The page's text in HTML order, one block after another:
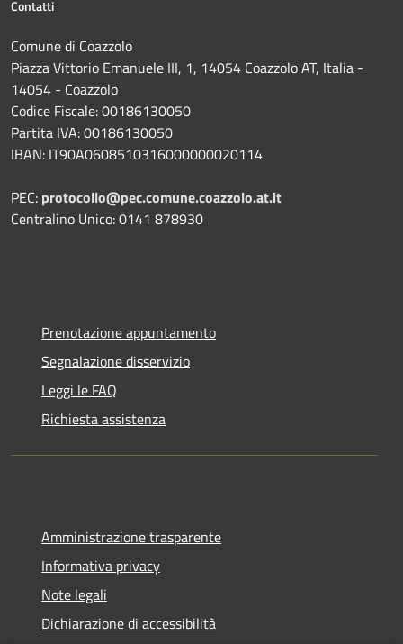
Contatti
Comune di Coazzolo
Piazza Vittorio Emanuele III, 1, 14054 Coazzolo AT, Italia -
14054 - Coazzolo
Codice Fiscale: 00186130050
Partita IVA: 00186130050
IBAN: IT90A0608510316000000020114
PEC: protocollo@pec.comune.coazzolo.at.it
Centralino Unico: 0141 878930
Prenotazione appuntamento
Segnalazione disservizio
Leggi le FAQ
Richiesta assistenza
Amministrazione trasparente
Informativa privacy
Note legali
Dichiarazione di accessibilità